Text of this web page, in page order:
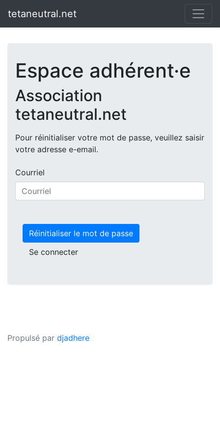
tetaneutral.net
Espace adhérent·e
Association
tetaneutral.net
Pour réinitialiser votre mot de passe, veuillez saisir
votre adresse e-email.
Courriel
Réinitialiser le mot de passe
Se connecter
Propulsé par djadhere